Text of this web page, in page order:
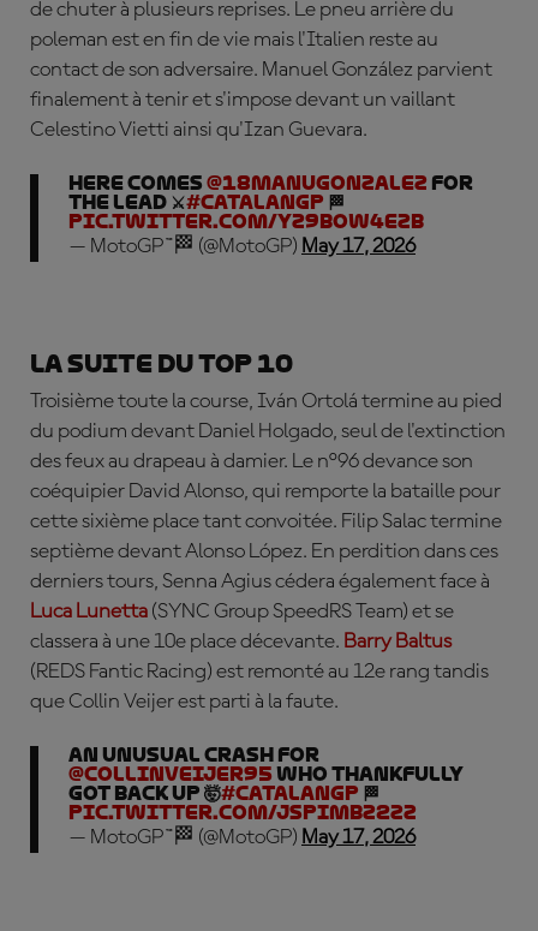
de chuter à plusieurs reprises. Le pneu arrière du
poleman est en fin de vie mais l'Italien reste au
contact de son adversaire. Manuel González parvient
finalement à tenir et s'impose devant un vaillant
Celestino Vietti ainsi qu'Izan Guevara.
HERE COMES @18manugonzalez FOR
THE LEAD ⚔️#CatalanGP 🏁
pic.twitter.com/Yz9boW4EZb
— MotoGP™🏁 (@MotoGP) May 17, 2026
La suite du top 10
Troisième toute la course, Iván Ortolá termine au pied
du podium devant Daniel Holgado, seul de l'extinction
des feux au drapeau à damier. Le n°96 devance son
coéquipier David Alonso, qui remporte la bataille pour
cette sixième place tant convoitée. Filip Salac termine
septième devant Alonso López. En perdition dans ces
derniers tours, Senna Agius cédera également face à
Luca Lunetta (SYNC Group SpeedRS Team) et se
classera à une 10e place décevante. Barry Baltus
(REDS Fantic Racing) est remonté au 12e rang tandis
que Collin Veijer est parti à la faute.
An unusual crash for
@collinveijer95who thankfully
got back up 🤯#CatalanGP 🏁
pic.twitter.com/jsPimbz2zZ
— MotoGP™🏁 (@MotoGP) May 17, 2026